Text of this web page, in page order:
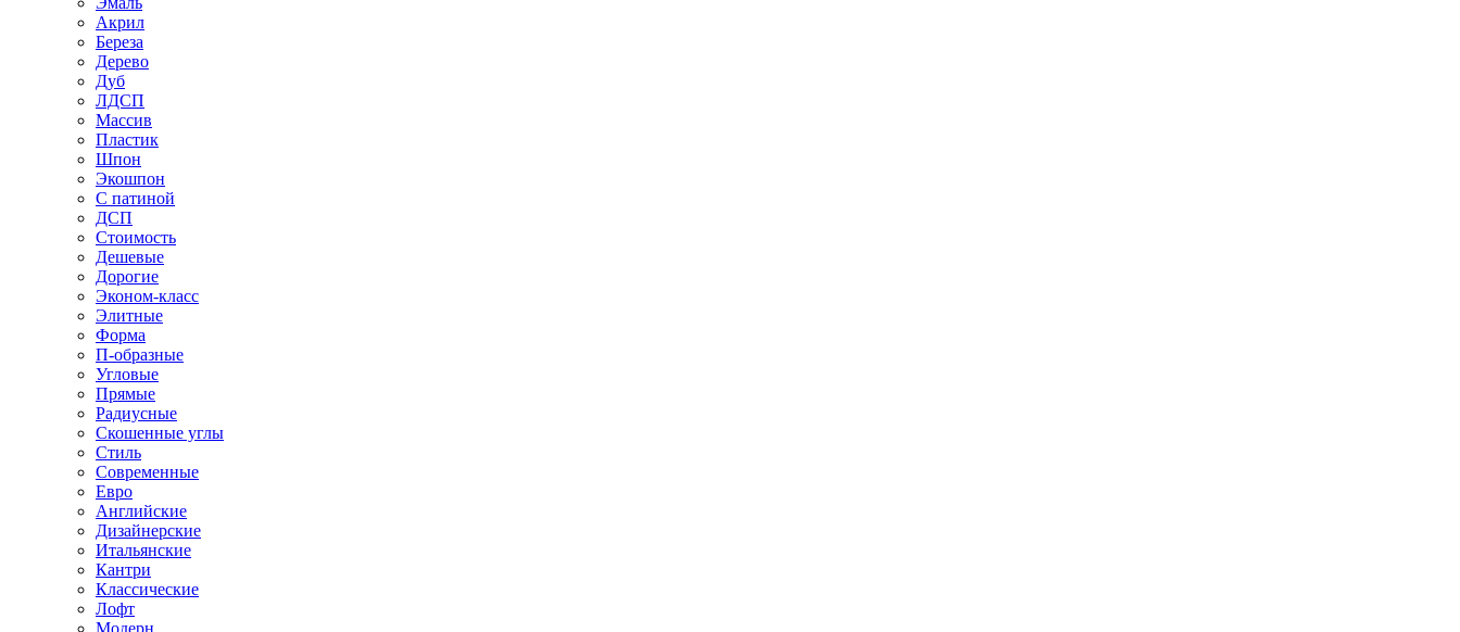
Акрил
Береза
Дерево
Дуб
ЛДСП
Массив
Пластик
Шпон
Экошпон
С патиной
ДСП
Стоимость
Дешевые
Дорогие
Эконом-класс
Элитные
Форма
П-образные
Угловые
Прямые
Радиусные
Скошенные углы
Стиль
Современные
Евро
Английские
Дизайнерские
Итальянские
Кантри
Классические
Лофт
Модерн